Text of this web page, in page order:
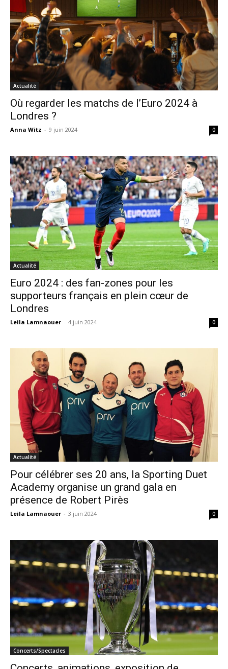
Actualité
Où regarder les matchs de l’Euro 2024 à
Londres ?
Anna Witz - 9 juin 2024 0
Actualité
Euro 2024 : des fan-zones pour les
supporteurs français en plein cœur de
Londres
Leila Lamnaouer - 4 juin 2024 0
Actualité
Pour célébrer ses 20 ans, la Sporting Duet
Academy organise un grand gala en
présence de Robert Pirès
Leila Lamnaouer - 3 juin 2024 0
Concerts/Spectacles